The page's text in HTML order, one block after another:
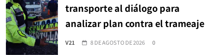
transporte al diálogo para
analizar plan contra el trameaje
V21 8 DE AGOSTO DE 2026 0